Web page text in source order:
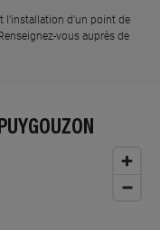
l’installation d’un point de
vous auprès de